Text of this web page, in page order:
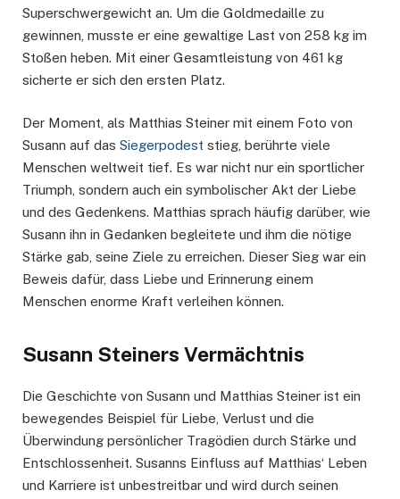
Superschwergewicht an. Um die Goldmedaille zu
gewinnen, musste er eine gewaltige Last von 258 kg im
Stoßen heben. Mit einer Gesamtleistung von 461 kg
sicherte er sich den ersten Platz.
Der Moment, als Matthias Steiner mit einem Foto von
Susann auf das Siegerpodest stieg, berührte viele
Menschen weltweit tief. Es war nicht nur ein sportlicher
Triumph, sondern auch ein symbolischer Akt der Liebe
und des Gedenkens. Matthias sprach häufig darüber, wie
Susann ihn in Gedanken begleitete und ihm die nötige
Stärke gab, seine Ziele zu erreichen. Dieser Sieg war ein
Beweis dafür, dass Liebe und Erinnerung einem
Menschen enorme Kraft verleihen können.
Susann Steiners Vermächtnis
Die Geschichte von Susann und Matthias Steiner ist ein
bewegendes Beispiel für Liebe, Verlust und die
Überwindung persönlicher Tragödien durch Stärke und
Entschlossenheit. Susanns Einfluss auf Matthias‘ Leben
und Karriere ist unbestreitbar und wird durch seinen